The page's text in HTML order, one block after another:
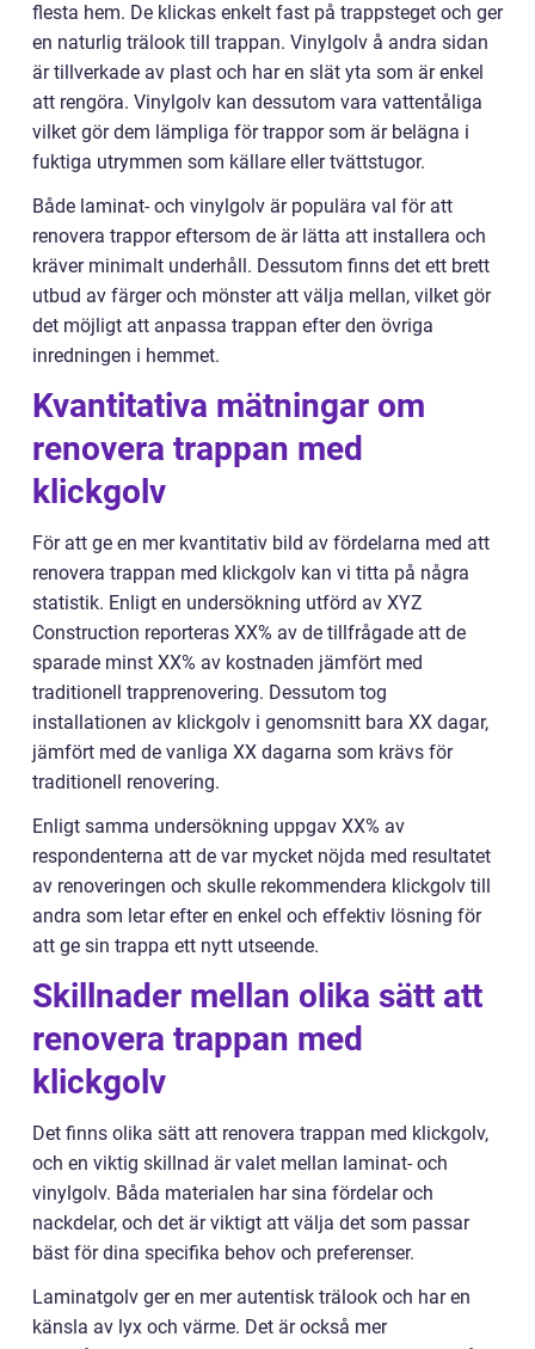
flesta hem. De klickas enkelt fast på trappsteget och ger
en naturlig trälook till trappan. Vinylgolv å andra sidan
är tillverkade av plast och har en slät yta som är enkel
att rengöra. Vinylgolv kan dessutom vara vattentåliga
vilket gör dem lämpliga för trappor som är belägna i
fuktiga utrymmen som källare eller tvättstugor.
Både laminat- och vinylgolv är populära val för att
renovera trappor eftersom de är lätta att installera och
kräver minimalt underhåll. Dessutom finns det ett brett
utbud av färger och mönster att välja mellan, vilket gör
det möjligt att anpassa trappan efter den övriga
inredningen i hemmet.
Kvantitativa mätningar om
renovera trappan med
klickgolv
För att ge en mer kvantitativ bild av fördelarna med att
renovera trappan med klickgolv kan vi titta på några
statistik. Enligt en undersökning utförd av XYZ
Construction reporteras XX% av de tillfrågade att de
sparade minst XX% av kostnaden jämfört med
traditionell trapprenovering. Dessutom tog
installationen av klickgolv i genomsnitt bara XX dagar,
jämfört med de vanliga XX dagarna som krävs för
traditionell renovering.
Enligt samma undersökning uppgav XX% av
respondenterna att de var mycket nöjda med resultatet
av renoveringen och skulle rekommendera klickgolv till
andra som letar efter en enkel och effektiv lösning för
att ge sin trappa ett nytt utseende.
Skillnader mellan olika sätt att
renovera trappan med
klickgolv
Det finns olika sätt att renovera trappan med klickgolv,
och en viktig skillnad är valet mellan laminat- och
vinylgolv. Båda materialen har sina fördelar och
nackdelar, och det är viktigt att välja det som passar
bäst för dina specifika behov och preferenser.
Laminatgolv ger en mer autentisk trälook och har en
känsla av lyx och värme. Det är också mer